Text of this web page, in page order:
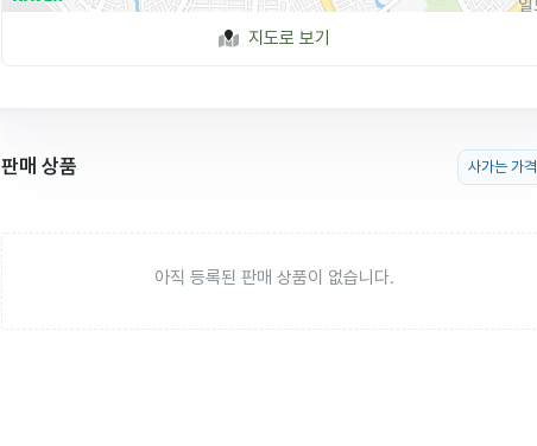
지도로 보기
판매 상품 사가는 가격
아직 등록된 판매 상품이 없습니다.